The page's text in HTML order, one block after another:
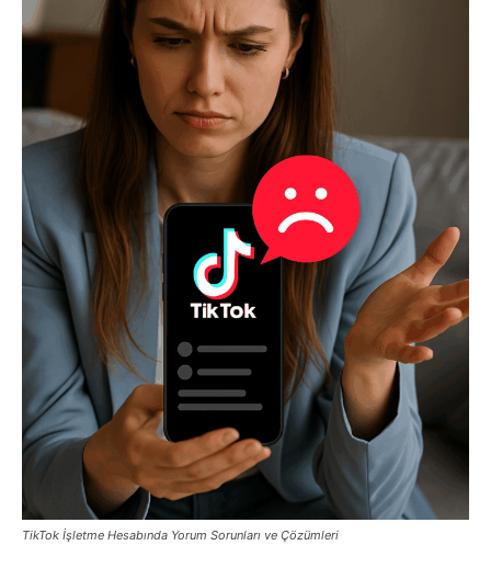
TikTok İşletme Hesabında Yorum Sorunları ve Çözümleri